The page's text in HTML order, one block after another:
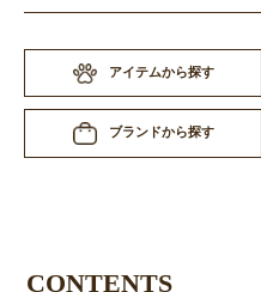
お買い物を続ける
アイテムから探す
ブランドから探す
CONTENTS